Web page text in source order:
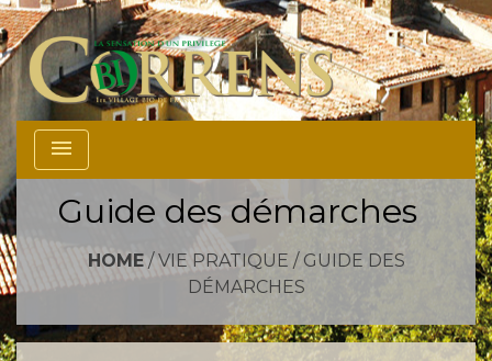
menu
Guide des démarches
HOME/VIE PRATIQUE / GUIDE DES
DÉMARCHES